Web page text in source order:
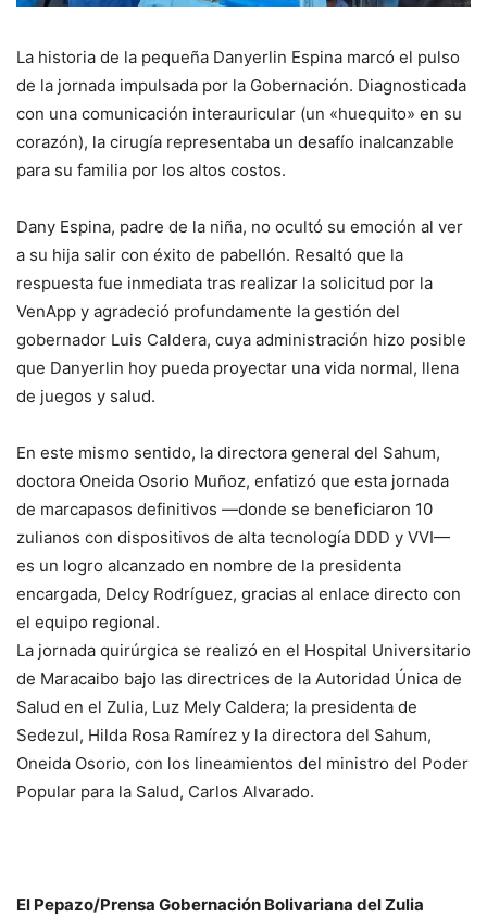
La historia de la pequeña Danyerlin Espina marcó el pulso
de la jornada impulsada por la Gobernación. Diagnosticada
con una comunicación interauricular (un «huequito» en su
corazón), la cirugía representaba un desafío inalcanzable
para su familia por los altos costos.
Dany Espina, padre de la niña, no ocultó su emoción al ver
a su hija salir con éxito de pabellón. Resaltó que la
respuesta fue inmediata tras realizar la solicitud por la
VenApp y agradeció profundamente la gestión del
gobernador Luis Caldera, cuya administración hizo posible
que Danyerlin hoy pueda proyectar una vida normal, llena
de juegos y salud.
En este mismo sentido, la directora general del Sahum,
doctora Oneida Osorio Muñoz, enfatizó que esta jornada
de marcapasos definitivos —donde se beneficiaron 10
zulianos con dispositivos de alta tecnología DDD y VVI—
es un logro alcanzado en nombre de la presidenta
encargada, Delcy Rodríguez, gracias al enlace directo con
el equipo regional.
La jornada quirúrgica se realizó en el Hospital Universitario
de Maracaibo bajo las directrices de la Autoridad Única de
Salud en el Zulia, Luz Mely Caldera; la presidenta de
Sedezul, Hilda Rosa Ramírez y la directora del Sahum,
Oneida Osorio, con los lineamientos del ministro del Poder
Popular para la Salud, Carlos Alvarado.
El Pepazo/Prensa Gobernación Bolivariana del Zulia